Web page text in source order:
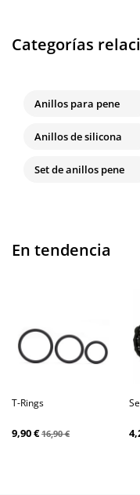
Categorías
Anillos para pene
Anillos de silicona
Set de anillos pene
En tendencia
T-Rings
9,90 €16,90 €